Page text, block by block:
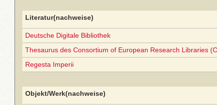
Literatur(nachweise)
Deutsche Digitale Bibliothek
Thesaurus des Consortium of European Research Libraries
Regesta Imperii
Objekt/Werk(nachweise)